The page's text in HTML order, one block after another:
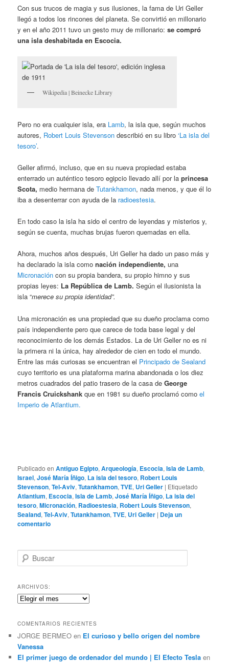
Con sus trucos de magia y sus ilusiones, la fama de Uri Geller
llegó a todos los rincones del planeta. Se convirtió en millonario
y en el año 2011 tuvo un gesto muy de millonario:se compró
una isla deshabitada en Escocia.
Wikipedia | Beinecke Library
Pero no era cualquier isla, era Lamb, la isla que, según muchos
autores, Robert Louis Stevenson describió en su libro‘La isla del
tesoro’.
Geller afirmó, incluso, que en su nueva propiedad estaba
enterrado un auténtico tesoro egipcio llevado allí por laprincesa
Scota, medio hermana deTutankhamon, nada menos, y que él lo
iba a desenterrar con ayuda de la radioestesia.
En todo caso la isla ha sido el centro de leyendas y misterios y,
según se cuenta, muchas brujas fueron quemadas en ella.
Ahora, muchos años después, Uri Geller ha dado un paso más y
ha declarado la isla comonación independiente, una
Micronación con su propia bandera, su propio himno y sus
propias leyes: La República de Lamb. Según el ilusionista la
isla “merece su propia identidad”.
Una micronación es una propiedad que su dueño proclama como
país independiente pero que carece de toda base legal y del
reconocimiento de los demás Estados. La de Uri Geller no es ni
la primera ni la única, hay alrededor de cien en todo el mundo.
Entre las más curiosas se encuentran el Principado de Sealand
cuyo territorio es una plataforma marina abandonada o los diez
metros cuadrados del patio trasero de la casa deGeorge
Francis Cruickshank que en 1981 su dueño proclamó comoel
Imperio de Atlantium.
Publicado en Antiguo Egipto,Arqueología, Escocia,Isla de Lamb,
Israel,José María Íñigo, La isla del tesoro, Robert Louis
Stevenson,Tel-Aviv,Tutankhamon,TVE, Uri Geller | Etiquetado
Atlantium, Escocia,Isla de Lamb,José María Íñigo, La isla del
tesoro,Micronación, Radioestesia, Robert Louis Stevenson,
Sealand,Tel-Aviv,Tutankhamon,TVE, Uri Geller | Deja un
comentario
u
c
a
r
ARCHIVOS:
Archivos:
COMENTARIOS RECIENTES
JORGE BERMEO en El curioso y bello origen del nombre
Vanessa
El primer juego de ordenador del mundo | El Efecto Tesla en